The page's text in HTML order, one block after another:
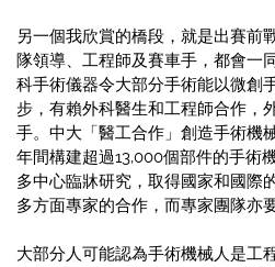
另一個我欣賞的橋段，就是出賽前
隊領導、工程師及賽車手，都會一
科手術儀器令大部分手術能以微創
步，有賴外科醫生和工程師合作，
手。中大「醫工合作」創造手術機
年間構建超過13,000個部件的手術
多中心臨牀研究，取得國家和國際
多方面專家的合作，而專家團隊亦
大部分人可能認為手術機械人是工